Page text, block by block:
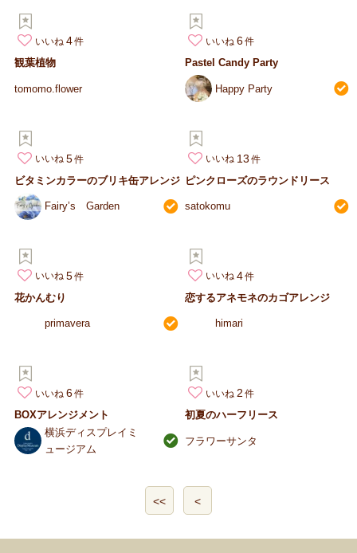
いいね 4
観葉植物
tomomo.flower
いいね 6
Pastel Candy Party
Happy Party
いいね 5
ビタミンカラーのブリキ缶アレンジ
Fairy’s Garden
いいね 13
ピンクローズのラウンドリース
satokomu
いいね 5
花かんむり
primavera
いいね 4
恋するアネモネのカゴアレンジ
himari
いいね 6
BOXアレンジメント
横浜ディスプレイミ
ュージアム
いいね 2
初夏のハーフリース
フラワーサンタ
<< <